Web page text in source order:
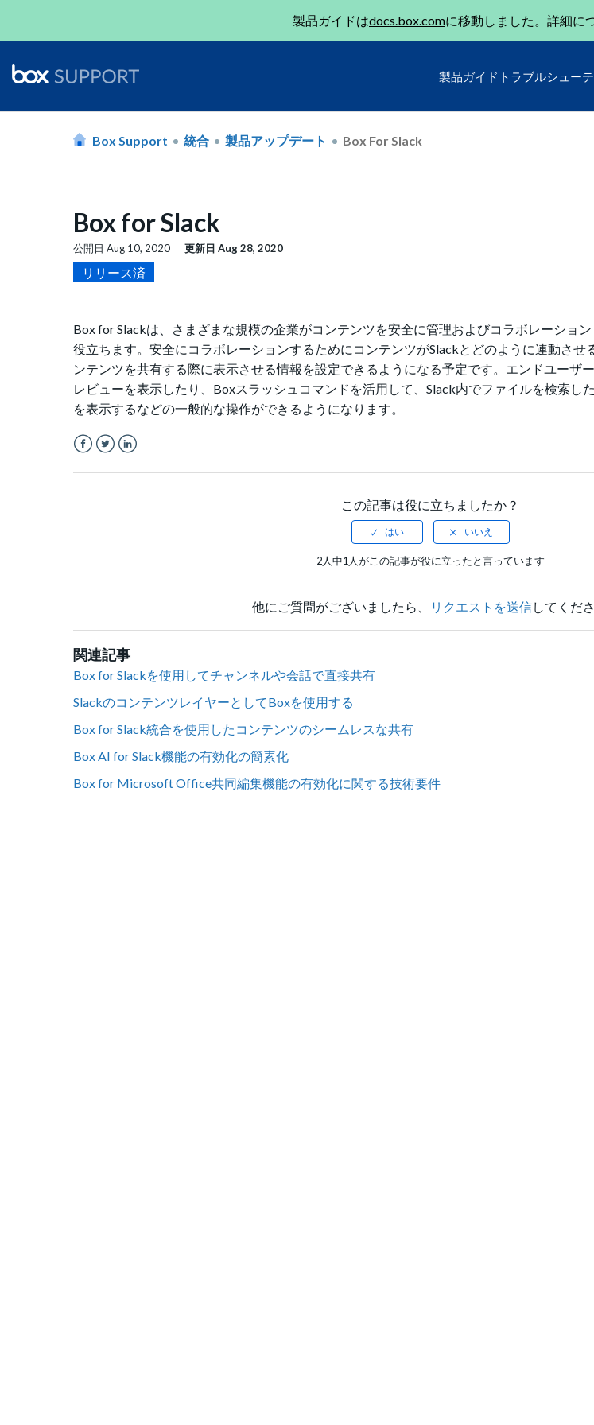
製品ガイドはdocs.box.comに移動しました。詳細に
製品ガイド トラブルシュー
Box Support 統合 製品アップデート Box For Slack
Box for Slack
公開日 Aug 10, 2020 更新日 Aug 28, 2020
リリース済
Box for Slackは、さまざまな規模の企業がコンテンツを安全に管理およびコラボレーショ
役立ちます。安全にコラボレーションするためにコンテンツがSlackとどのように連動させ
ンテンツを共有する際に表示させる情報を設定できるようになる予定です。エンドユーザ
レビューを表示したり、Boxスラッシュコマンドを活用して、Slack内でファイルを検索し
を表示するなどの一般的な操作ができるようになります。
この記事は役に立ちましたか？
2人中1人がこの記事が役に立ったと言っています
他にご質問がございましたら、 リクエストを送信してくだ
関連記事
Box for Slackを使用してチャンネルや会話で直接共有
SlackのコンテンツレイヤーとしてBoxを使用する
Box for Slack統合を使用したコンテンツのシームレスな共有
Box AI for Slack機能の有効化の簡素化
Box for Microsoft Office共同編集機能の有効化に関する技術要件